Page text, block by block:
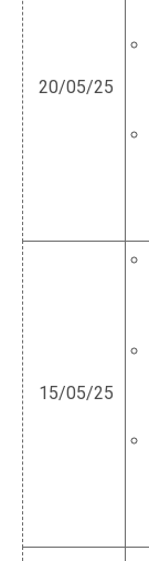
20/05/25
15/05/25